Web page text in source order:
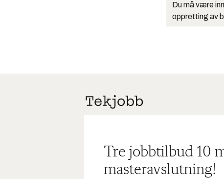
Du må være
oppretting av
Tre jobbtilbud 10
masteravslutning!